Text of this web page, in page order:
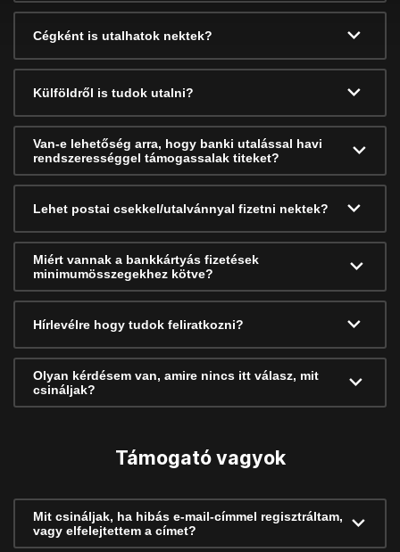
Cégként is utalhatok nektek?
Külföldről is tudok utalni?
Van-e lehetőség arra, hogy banki utalással havi
rendszerességgel támogassalak titeket?
Lehet postai csekkel/utalvánnyal fizetni nektek?
Miért vannak a bankkártyás fizetések
minimumösszegekhez kötve?
Hírlevélre hogy tudok feliratkozni?
Olyan kérdésem van, amire nincs itt válasz, mit
csináljak?
Támogató vagyok
Mit csináljak, ha hibás e-mail-címmel regisztráltam,
vagy elfelejtettem a címet?